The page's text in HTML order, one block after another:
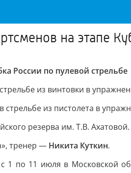
на этапе
России по пулевой стрельбе
из винтовки в
стрельбе из пистолета в
резерва им. Т.В. Ахатовой.
тренер — Никита Куткин.
по 11 июля в Московской